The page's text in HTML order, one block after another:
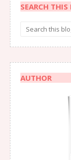
SEARCH THIS
AUTHOR